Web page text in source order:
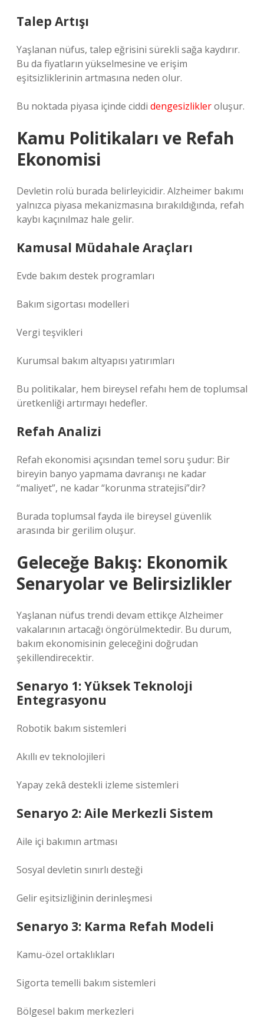
Talep Artışı
Yaşlanan nüfus, talep eğrisini sürekli sağa kaydırır.
Bu da fiyatların yükselmesine ve erişim
eşitsizliklerinin artmasına neden olur.
Bu noktada piyasa içinde ciddi dengesizlikleroluşur.
Kamu Politikaları ve Refah
Ekonomisi
Devletin rolü burada belirleyicidir. Alzheimer bakımı
yalnızca piyasa mekanizmasına bırakıldığında, refah
kaybı kaçınılmaz hale gelir.
Kamusal Müdahale Araçları
Evde bakım destek programları
Bakım sigortası modelleri
Vergi teşvikleri
Kurumsal bakım altyapısı yatırımları
Bu politikalar, hem bireysel refahı hem de toplumsal
üretkenliği artırmayı hedefler.
Refah Analizi
Refah ekonomisi açısından temel soru şudur: Bir
bireyin banyo yapmama davranışı ne kadar
“maliyet”, ne kadar “korunma stratejisi”dir?
Burada toplumsal fayda ile bireysel güvenlik
arasında bir gerilim oluşur.
Geleceğe Bakış: Ekonomik
Senaryolar ve Belirsizlikler
Yaşlanan nüfus trendi devam ettikçe Alzheimer
vakalarının artacağı öngörülmektedir. Bu durum,
bakım ekonomisinin geleceğini doğrudan
şekillendirecektir.
Senaryo 1: Yüksek Teknoloji
Entegrasyonu
Robotik bakım sistemleri
Akıllı ev teknolojileri
Yapay zekâ destekli izleme sistemleri
Senaryo 2: Aile Merkezli Sistem
Aile içi bakımın artması
Sosyal devletin sınırlı desteği
Gelir eşitsizliğinin derinleşmesi
Senaryo 3: Karma Refah Modeli
Kamu-özel ortaklıkları
Sigorta temelli bakım sistemleri
Bölgesel bakım merkezleri